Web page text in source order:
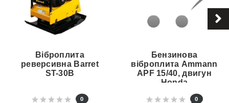
Віброплита
реверсивна Barret
ST-30В
0
Бензинова
віброплита Ammann
APF 15/40, двигун
Honda
0